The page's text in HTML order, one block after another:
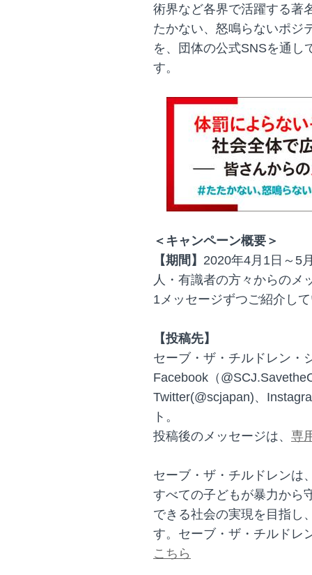
術界など各界で活躍する著
たかない、怒鳴らないポジ
を、団体の公式SNSを通し
す。
＜キャンペーン概要＞
【期間】 2020年4月1日～5
人・有識者の方々からのメ
1メッセージずつご紹介し
【投稿先】
セーブ・ザ・チルドレン・
Facebook（
Twitter(@scjapan)、
ト。
投稿後のメッセージは、 専
セーブ・ザ・チルドレンは
すべての子どもが暴力から
できる社会の実現を目指し
す。セーブ・ザ・チルドレ
こちら